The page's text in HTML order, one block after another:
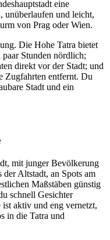
eine
unüberlaufen und leicht,
von Prag oder Wien.
Die Hohe Tatra bietet
Stunden nördlich;
direkt vor der Stadt; und
Zugfahrten entfernt. Du
Stadt und ein
mit junger Bevölkerung
Altstadt, an Spots am
Maßstäben günstig
schnell Gesichter
aktiv und eng vernetzt,
in die Tatra und